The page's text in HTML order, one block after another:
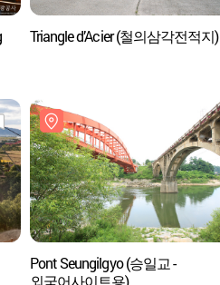
Triangle d’Acier (철의삼각전적지)
Pont Seungilgyo (승일교 -
외국어사이트용)